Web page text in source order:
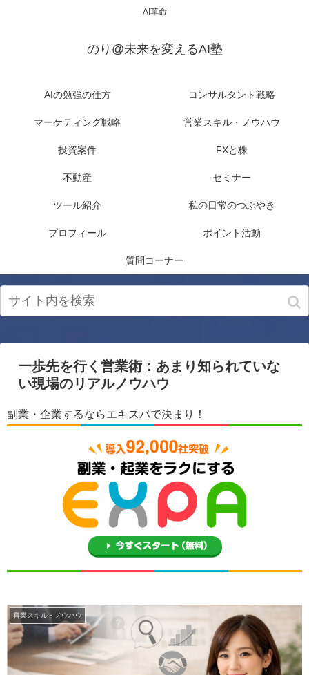
AI革命
のり@未来を変えるAI塾
AIの勉強の仕方 コンサルタント戦略
マーケティング戦略 営業スキル・ノウハウ
投資案件 FXと株
不動産 セミナー
ツール紹介 私の日常のつぶやき
プロフィール ポイント活動
質問コーナー
一歩先を行く営業術：あまり知られていな
い現場のリアルノウハウ
副業・企業するならエキスパで決まり！
営業スキル・ノウハウ